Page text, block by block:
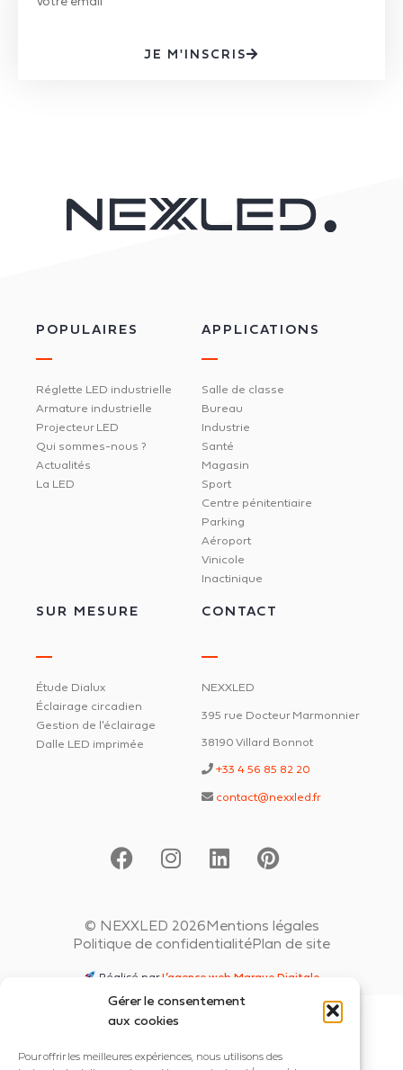
Gérer le consentement
aux cookies
Pour offrir les meilleures expériences, nous utilisons des
JE M'INSCRIS
POPULAIRES
Réglette LED industrielle
Armature industrielle
Projecteur LED
Qui sommes-nous ?
Actualités
La LED
APPLICATIONS
Salle de classe
Bureau
Industrie
Santé
Magasin
Sport
Centre pénitentiaire
Parking
Aéroport
Vinicole
Inactinique
SUR MESURE
Étude Dialux
Éclairage circadien
Gestion de l'éclairage
Dalle LED imprimée
CONTACT
NEXXLED
395 rue Docteur Marmonnier
38190 Villard Bonnot
+33 4 56 85 82 20
contact@nexxled.fr
© NEXXLED 2026Mentions légales
Politique de confidentialitéPlan de site
Réalisé parL’agence web Marque Digitale